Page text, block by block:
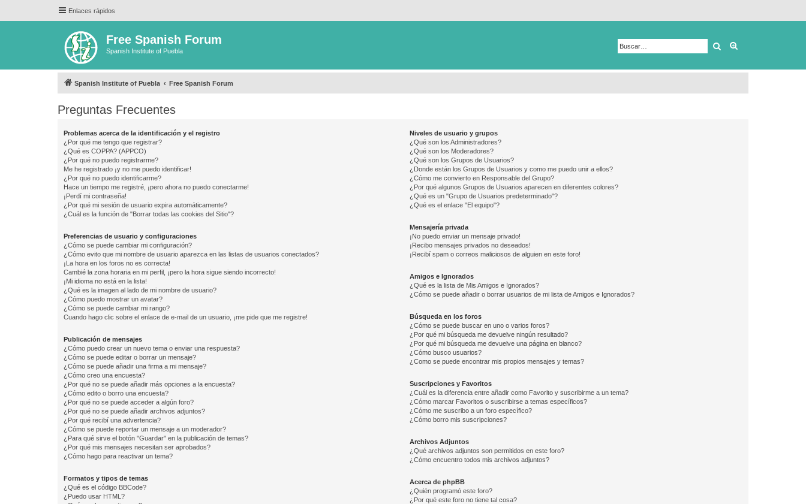
Enlaces rápidos
Free Spanish Forum
Spanish Institute of Puebla Buscar
Spanish Institute of Puebla Free Spanish Forum
Preguntas Frecuentes
Problemas acerca de la identificación y el registro
¿Por qué me tengo que registrar?
¿Qué es COPPA? (APPCO)
¿Por qué no puedo registrarme?
Me he registrado ¡y no me puedo identificar!
¿Por qué no puedo identificarme?
Hace un tiempo me registré, ¡pero ahora no puedo conectarme!
¡Perdí mi contraseña!
¿Por qué mi sesión de usuario expira automáticamente?
¿Cuál es la función de "Borrar todas las cookies del Sitio"?
Preferencias de usuario y configuraciones
¿Cómo se puede cambiar mi configuración?
¿Cómo evito que mi nombre de usuario aparezca en las listas de usuarios conectados?
¡La hora en los foros no es correcta!
Cambié la zona horaria en mi perfil, ¡pero la hora sigue siendo incorrecto!
¡Mi idioma no está en la lista!
¿Qué es la imagen al lado de mi nombre de usuario?
¿Cómo puedo mostrar un avatar?
¿Cómo se puede cambiar mi rango?
Cuando hago clic sobre el enlace de e-mail de un usuario, ¡me pide que me registre!
Publicación de mensajes
¿Cómo puedo crear un nuevo tema o enviar una respuesta?
¿Cómo se puede editar o borrar un mensaje?
¿Cómo se puede añadir una firma a mi mensaje?
¿Cómo creo una encuesta?
¿Por qué no se puede añadir más opciones a la encuesta?
¿Cómo edito o borro una encuesta?
¿Por qué no se puede acceder a algún foro?
¿Por qué no se puede añadir archivos adjuntos?
¿Por qué recibí una advertencia?
¿Cómo se puede reportar un mensaje a un moderador?
¿Para qué sirve el botón "Guardar" en la publicación de temas?
¿Por qué mis mensajes necesitan ser aprobados?
¿Cómo hago para reactivar un tema?
Formatos y tipos de temas
¿Qué es el código BBCode?
¿Puedo usar HTML?
Niveles de usuario y grupos
¿Qué son los Administradores?
¿Qué son los Moderadores?
¿Qué son los Grupos de Usuarios?
¿Donde están los Grupos de Usuarios y como me puedo unir a ellos?
¿Cómo me convierto en Responsable del Grupo?
¿Por qué algunos Grupos de Usuarios aparecen en diferentes colores?
¿Qué es un "Grupo de Usuarios predeterminado"?
¿Qué es el enlace "El equipo"?
Mensajería privada
¡No puedo enviar un mensaje privado!
¡Recibo mensajes privados no deseados!
¡Recibí spam o correos maliciosos de alguien en este foro!
Amigos e Ignorados
¿Qué es la lista de Mis Amigos e Ignorados?
¿Cómo se puede añadir o borrar usuarios de mi lista de Amigos e Ignorados?
Búsqueda en los foros
¿Cómo se puede buscar en uno o varios foros?
¿Por qué mi búsqueda me devuelve ningún resultado?
¿Por qué mi búsqueda me devuelve una página en blanco?
¿Cómo busco usuarios?
¿Como se puede encontrar mis propios mensajes y temas?
Suscripciones y Favoritos
¿Cuál es la diferencia entre añadir como Favorito y suscribirme a un tema?
¿Cómo marcar Favoritos o suscribirse a temas específicos?
¿Cómo me suscribo a un foro específico?
¿Cómo borro mis suscripciones?
Archivos Adjuntos
¿Qué archivos adjuntos son permitidos en este foro?
¿Cómo encuentro todos mis archivos adjuntos?
Acerca de phpBB
¿Quién programó este foro?
¿Por qué este foro no tiene tal cosa?